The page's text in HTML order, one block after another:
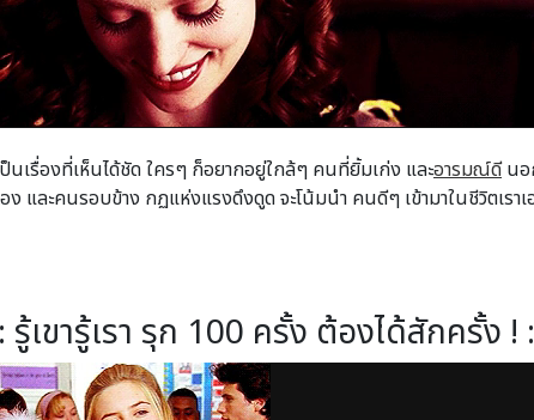
นเรื่องที่เห็นได้ชัด ใครๆ ก็อยากอยู่ใกล้ๆ คนที่ยิ้มเก่ง และอารมณ์ดีนอ
อง และคนรอบข้าง กฏแห่งแรงดึงดูด จะโน้มนำ คนดีๆ เข้ามาในชีวิต
รู้เขารู้เรา รุก 100 ครั้ง ต้องได้สักครั้ง !